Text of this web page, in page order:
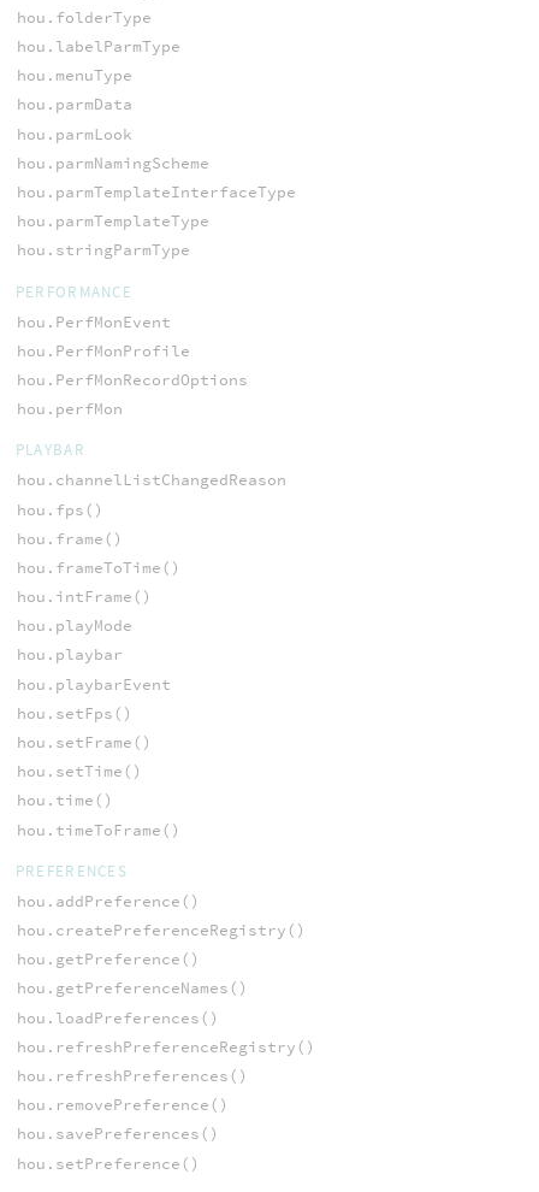
hou.folderType
hou.labelParmType
hou.menuType
hou.parmData
hou.parmLook
hou.parmNamingScheme
hou.parmTemplateInterfaceType
hou.parmTemplateType
hou.stringParmType
PERFORMANCE
hou.PerfMonEvent
hou.PerfMonProfile
hou.PerfMonRecordOptions
hou.perfMon
PLAYBAR
hou.channelListChangedReason
hou.fps()
hou.frame()
hou.frameToTime()
hou.intFrame()
hou.playMode
hou.playbar
hou.playbarEvent
hou.setFps()
hou.setFrame()
hou.setTime()
hou.time()
hou.timeToFrame()
PREFERENCES
hou.addPreference()
hou.createPreferenceRegistry()
hou.getPreference()
hou.getPreferenceNames()
hou.loadPreferences()
hou.refreshPreferenceRegistry()
hou.refreshPreferences()
hou.removePreference()
hou.savePreferences()
hou.setPreference()